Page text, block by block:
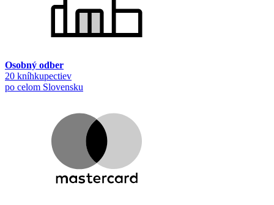
Osobný odber
20 kníhkupectiev
po celom Slovensku